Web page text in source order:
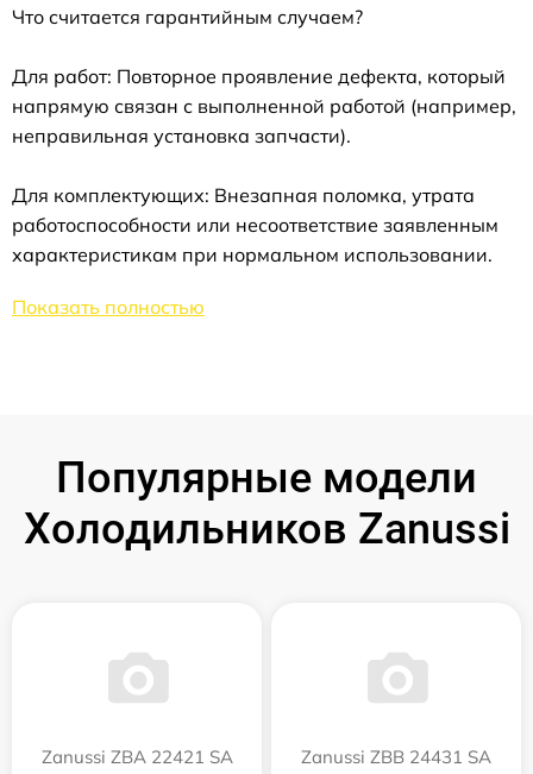
Что считается гарантийным случаем?
Для работ: Повторное проявление дефекта, который
напрямую связан с выполненной работой (например,
неправильная установка запчасти).
Для комплектующих: Внезапная поломка, утрата
работоспособности или несоответствие заявленным
характеристикам при нормальном использовании.
Показать полностью
Популярные модели
Холодильников Zanussi
Zanussi ZBA 22421 SA Zanussi ZBB 24431 SA